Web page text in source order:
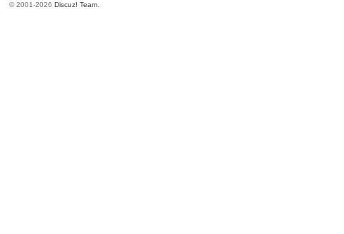
© 2001-2026Discuz! Team